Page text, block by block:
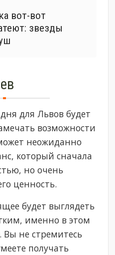
вот-вот
звезды
для Львов будет
возможности
неожиданно
который сначала
но очень
ценность.
будет выглядеть
именно в этом
Вы не стремитесь
получать